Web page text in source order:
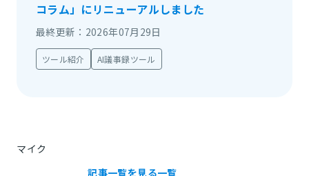
コラム」にリニューアルしました
最終更新：2026年07月29日
ツール紹介 AI議事録ツール
マイク
記事一覧を見る一覧